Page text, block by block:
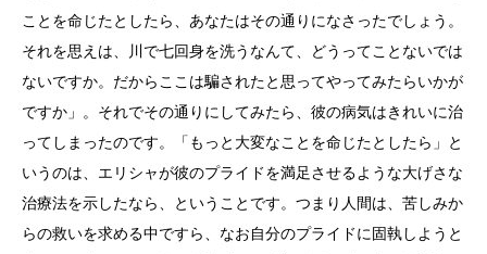
ことを命じたとしたら、あなたはその通りになさったでしょう。
それを思えは、川で七回身を洗うなんて、どうってことないでは
ないですか。だからここは騙されたと思ってやってみたらいかが
ですか」。それでその通りにしてみたら、彼の病気はきれいに治
ってしまったのです。「もっと大変なことを命じたとしたら」と
いうのは、エリシャが彼のプライドを満足させるような大げさな
治療法を示したなら、ということです。つまり人間は、苦しみか
らの救いを求める中ですら、なお自分のプライドに固執しようと